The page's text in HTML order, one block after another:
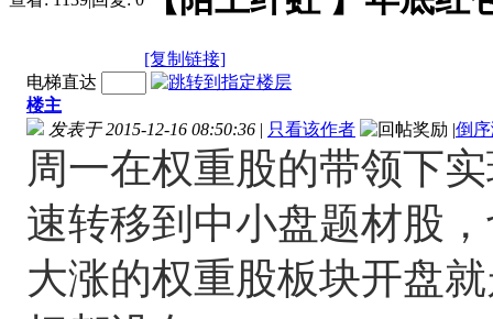
[复制链接]
电梯直达
楼主
发表于 2015-12-16 08:50:36 | 只看该作者 |倒
周一在权重股的带领下
速转移到中小盘题材股
大涨的权重股板块开盘